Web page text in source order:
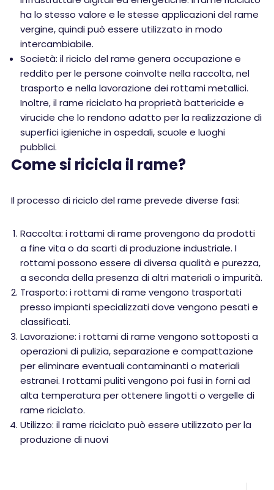
ha lo stesso valore e le stesse applicazioni del rame
vergine, quindi può essere utilizzato in modo
intercambiabile.
Società: il riciclo del rame genera occupazione e
reddito per le persone coinvolte nella raccolta, nel
trasporto e nella lavorazione dei rottami metallici.
Inoltre, il rame riciclato ha proprietà battericide e
virucide che lo rendono adatto per la realizzazione di
superfici igieniche in ospedali, scuole e luoghi
pubblici.
Come si ricicla il rame?
Il processo di riciclo del rame prevede diverse fasi:
Raccolta: i rottami di rame provengono da prodotti
a fine vita o da scarti di produzione industriale. I
rottami possono essere di diversa qualità e purezza,
a seconda della presenza di altri materiali o impurità.
Trasporto: i rottami di rame vengono trasportati
presso impianti specializzati dove vengono pesati e
classificati.
Lavorazione: i rottami di rame vengono sottoposti a
operazioni di pulizia, separazione e compattazione
per eliminare eventuali contaminanti o materiali
estranei. I rottami puliti vengono poi fusi in forni ad
alta temperatura per ottenere lingotti o vergelle di
rame riciclato.
Utilizzo: il rame riciclato può essere utilizzato per la
produzione di nuovi